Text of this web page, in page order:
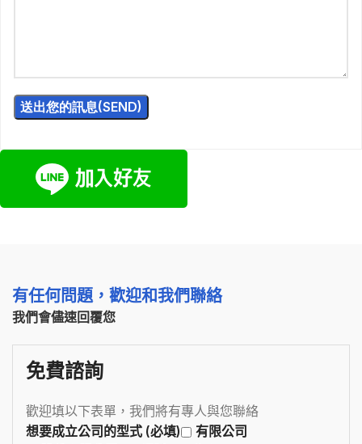
有任何問題，歡迎和我們聯絡
我們會儘速回覆您
免費諮詢
歡迎填以下表單，我們將有專人與您聯絡
想要成立公司的型式 (必填)
有限公司